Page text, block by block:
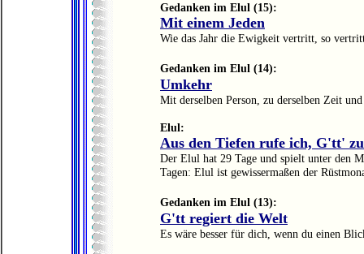
Gedanken im Elul (15):
Mit einem Jeden
Wie das Jahr die Ewigkeit vertritt, so
Gedanken im Elul (14):
Umkehr
Mit derselben Person, zu derselben Zeit
Elul:
Aus den Tiefen rufe ich, G'tt'
Der Elul hat 29 Tage und spielt unter den
Tagen: Elul ist gewissermaßen der
Gedanken im Elul (13):
G'tt regiert die Welt
Es wäre besser für dich, wenn du einen